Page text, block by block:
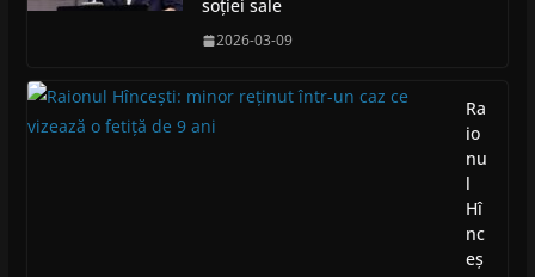
soției sale
2026-03-09
Ra
io
nu
l
Hî
nc
eș